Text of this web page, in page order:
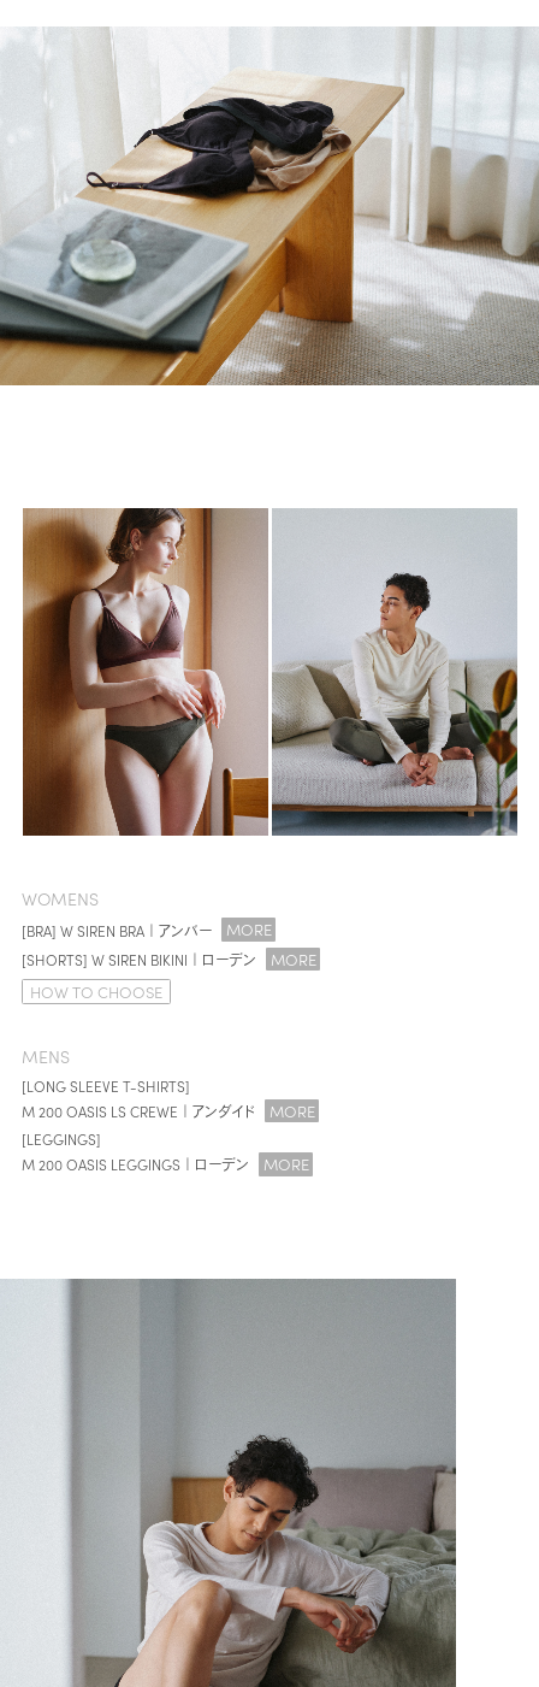
WOMENS
[BRA] W SIREN BRA｜アンバー MORE
[SHORTS] W SIREN BIKINI｜ローデン
MORE
HOW TO CHOOSE
MENS
[LONG SLEEVE T-SHIRTS]
M 200 OASIS LS CREWE｜アンダイド
MORE
[LEGGINGS]
M 200 OASIS LEGGINGS｜ローデン
MORE